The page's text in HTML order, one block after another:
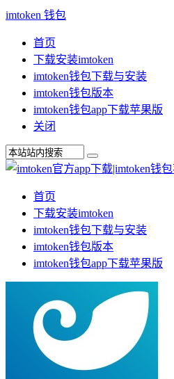
imtoken 钱包
首页
下载安装imtoken
imtoken钱包下载与安装
imtoken钱包版本
imtoken钱包app下载苹果版
关闭
首页
下载安装imtoken
imtoken钱包下载与安装
imtoken钱包版本
imtoken钱包app下载苹果版